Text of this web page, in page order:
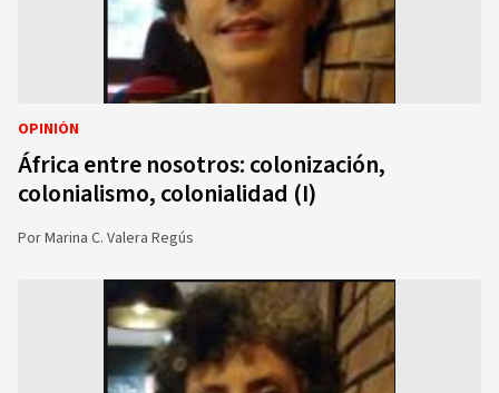
OPINIÓN
África entre nosotros: colonización,
colonialismo, colonialidad (I)
PorMarina C. Valera Regús